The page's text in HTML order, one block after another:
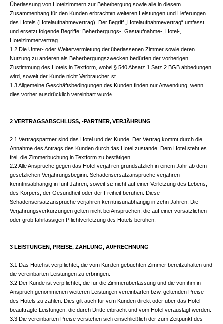
Überlassung von Hotelzimmern zur Beherbergung sowie alle in diesem
Zusammenhang für den Kunden erbrachten weiteren Leistungen und Lieferungen
des Hotels (Hotelaufnahmevertrag). Der Begriff „Hotelaufnahmevertrag“ umfasst
und ersetzt folgende Begriffe: Beherbergungs-, Gastaufnahme-, Hotel-,
Hotelzimmervertrag.
1.2 Die Unter- oder Weitervermietung der überlassenen Zimmer sowie deren
Nutzung zu anderen als Beherbergungszwecken bedürfen der vorherigen
Zustimmung des Hotels in Textform, wobei § 540 Absatz 1 Satz 2 BGB abbedungen
wird, soweit der Kunde nicht Verbraucher ist.
1.3 Allgemeine Geschäftsbedingungen des Kunden finden nur Anwendung, wenn
dies vorher ausdrücklich vereinbart wurde.
2 VERTRAGSABSCHLUSS, -PARTNER, VERJÄHRUNG
2.1 Vertragspartner sind das Hotel und der Kunde. Der Vertrag kommt durch die
Annahme des Antrags des Kunden durch das Hotel zustande. Dem Hotel steht es
frei, die Zimmerbuchung in Textform zu bestätigen.
2.2 Alle Ansprüche gegen das Hotel verjähren grundsätzlich in einem Jahr ab dem
gesetzlichen Verjährungsbeginn. Schadensersatzansprüche verjähren
kenntnisabhängig in fünf Jahren, soweit sie nicht auf einer Verletzung des Lebens,
des Körpers, der Gesundheit oder der Freiheit beruhen. Diese
Schadensersatzansprüche verjähren kenntnisunabhängig in zehn Jahren. Die
Verjährungsverkürzungen gelten nicht bei Ansprüchen, die auf einer vorsätzlichen
oder grob fahrlässigen Pflichtverletzung des Hotels beruhen.
3 LEISTUNGEN, PREISE, ZAHLUNG, AUFRECHNUNG
3.1 Das Hotel ist verpflichtet, die vom Kunden gebuchten Zimmer bereitzuhalten und
die vereinbarten Leistungen zu erbringen.
3.2 Der Kunde ist verpflichtet, die für die Zimmerüberlassung und die von ihm in
Anspruch genommenen weiteren Leistungen vereinbarten bzw. geltenden Preise
des Hotels zu zahlen. Dies gilt auch für vom Kunden direkt oder über das Hotel
beauftragte Leistungen, die durch Dritte erbracht und vom Hotel verauslagt werden.
3.3 Die vereinbarten Preise verstehen sich einschließlich der zum Zeitpunkt des